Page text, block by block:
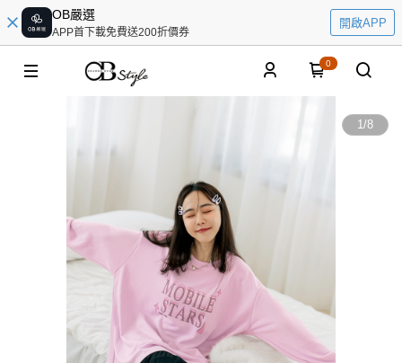
OB嚴選
APP首下載免費送200折價券
開啟APP
0
1/8